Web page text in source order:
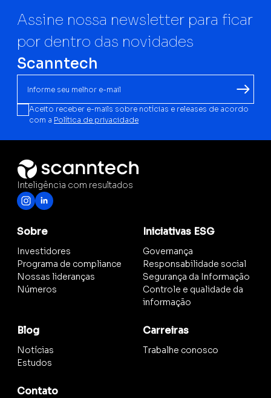
Assine nossa newsletter para ficar
por dentro das novidades
Scanntech
Aceito receber e-mails sobre notícias e releases de acordo
com a Política de privacidade
Inteligência com resultados
Sobre
Investidores
Programa de compliance
Nossas lideranças
Números
Iniciativas ESG
Governança
Responsabilidade social
Segurança da Informação
Controle e qualidade da
informação
Blog
Notícias
Estudos
Carreiras
Trabalhe conosco
Contato